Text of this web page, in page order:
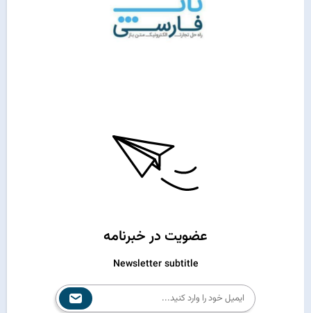
عضویت در خبرنامه
Newsletter subtitle